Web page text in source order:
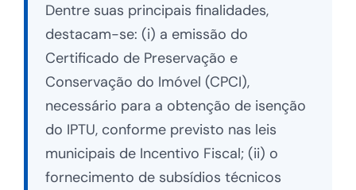
Dentre suas principais finalidades,
destacam-se: (i) a emissão do
Certificado de Preservação e
Conservação do Imóvel (CPCI),
necessário para a obtenção de isenção
do IPTU, conforme previsto nas leis
municipais de Incentivo Fiscal; (ii) o
fornecimento de subsídios técnicos